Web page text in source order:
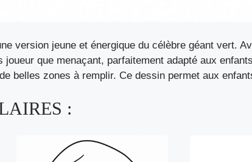
version jeune et énergique du célèbre géant vert.
que menaçant, parfaitement adapté aux
belles zones à remplir. Ce dessin permet aux
: